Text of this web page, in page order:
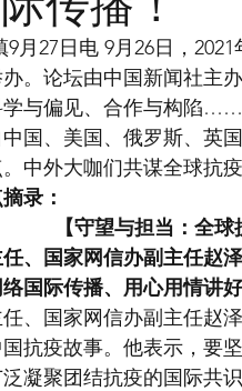
国白金汉大学中国校友会
月27日电 9月26日，
。论坛由中国新闻社主
偏见、合作与构陷……
国、美国、俄罗斯、英
中外大咖们共谋全球抗
录：
【守望与担当：全
、国家网信办副主任赵泽
国际传播、用心用情讲
国家网信办副主任赵
抗疫故事。他表示，要
凝聚团结抗疫的国际共